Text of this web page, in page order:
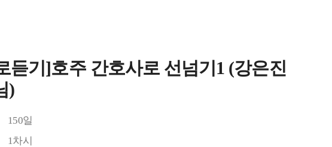
듣기]호주 간호사로 선넘기1 (강은진
)
150일
1차시